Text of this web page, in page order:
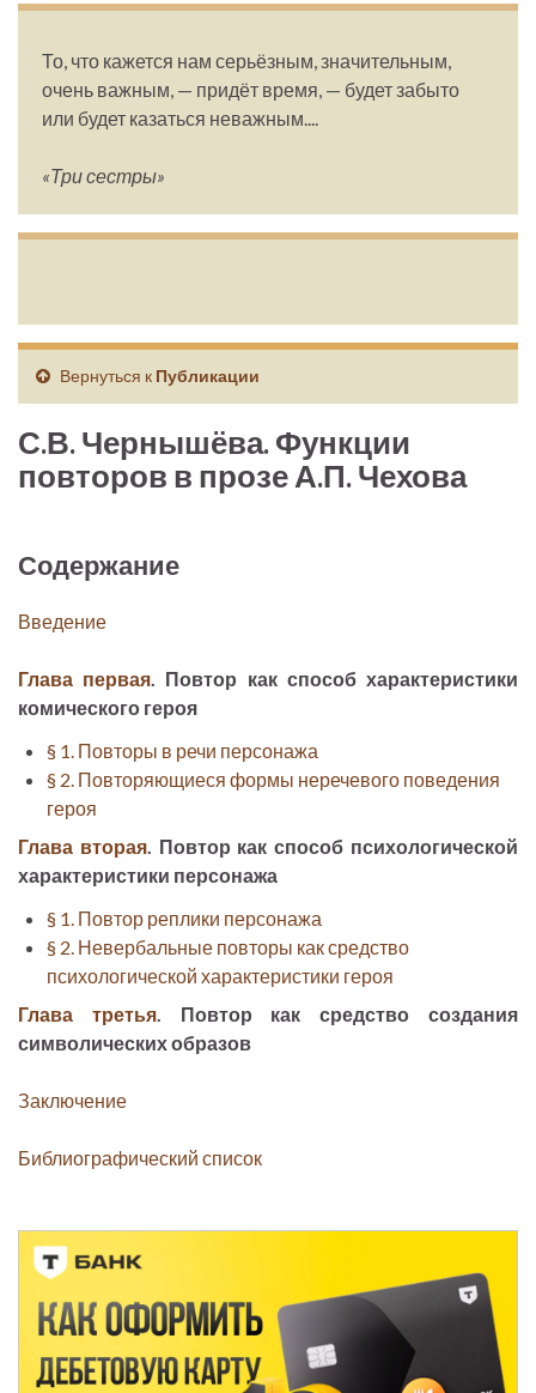
То, что кажется нам серьёзным, значительным,
очень важным, — придёт время, — будет забыто
или будет казаться неважным....
«Три сестры»
Вернуться к Публикации
С.В. Чернышёва. Функции
повторов в прозе А.П. Чехова
Содержание
Введение
Глава первая . Повтор как способ характеристики
комического героя
§ 1. Повторы в речи персонажа
§ 2. Повторяющиеся формы неречевого поведения
героя
Глава вторая. Повтор как способ психологической
характеристики персонажа
§ 1. Повтор реплики персонажа
§ 2. Невербальные повторы как средство
психологической характеристики героя
Глава третья. Повтор как средство создания
символических образов
Заключение
Библиографический список